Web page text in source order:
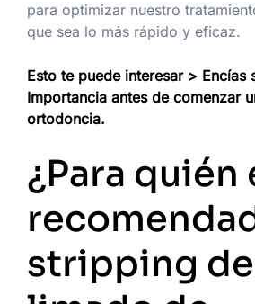
para optimizar nuestro
que sea lo más rápido y eficaz.
Esto te puede interesar > Encías
Importancia antes de comenzar
ortodoncia.
¿Para quién
stripping